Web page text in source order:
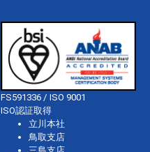
FS591336 / ISO 9001
ISO認証取得
立川本社
鳥取支店